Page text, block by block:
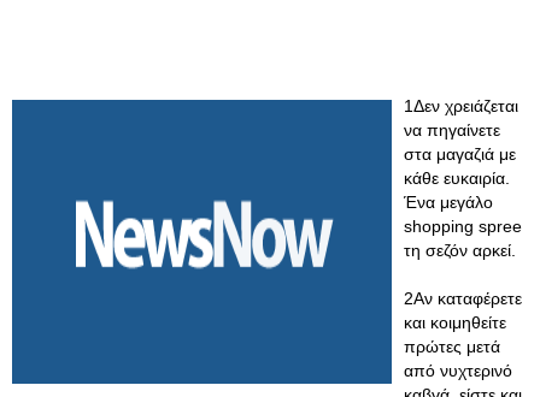
1Δεν χρειάζεται
να πηγαίνετε
στα μαγαζιά με
κάθε ευκαιρία.
Ένα μεγάλο
shopping spree
τη σεζόν αρκεί.
2Αν καταφέρετε
και κοιμηθείτε
πρώτες μετά
από νυχτερινό